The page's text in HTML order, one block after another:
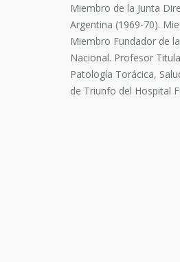
Miembro de la Junta
Argentina (1969-70).
Miembro Fundador de
Nacional. Profesor
Patología Torácica,
de Triunfo del Hospital